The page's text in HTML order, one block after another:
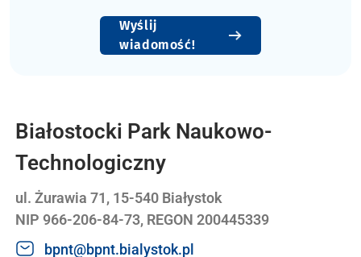
Wyślij
wiadomość!
Białostocki Park Naukowo-
Technologiczny
ul. Żurawia 71, 15-540 Białystok
NIP 966-206-84-73, REGON 200445339
bpnt@bpnt.bialystok.pl